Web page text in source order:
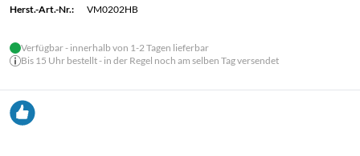
Herst.-Art.-Nr.:
VM0202HB
Verfügbar - innerhalb von 1-2 Tagen lieferbar
Bis 15 Uhr bestellt - in der Regel noch am selben Tag versendet